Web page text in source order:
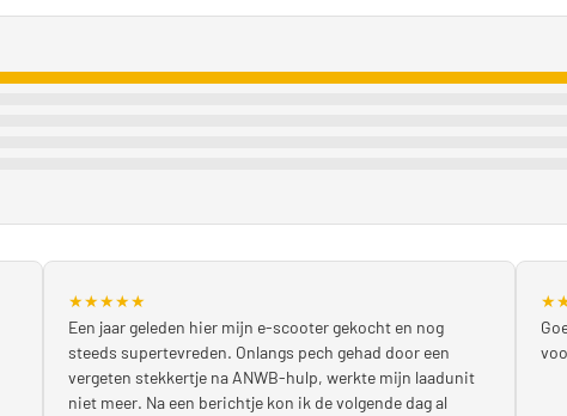
★★★★★
Een jaar geleden hier mijn e-scooter gekocht en nog
steeds supertevreden. Onlangs pech gehad door een
vergeten stekkertje na ANWB-hulp, werkte mijn laadunit
niet meer. Na een berichtje kon ik de volgende dag al
★